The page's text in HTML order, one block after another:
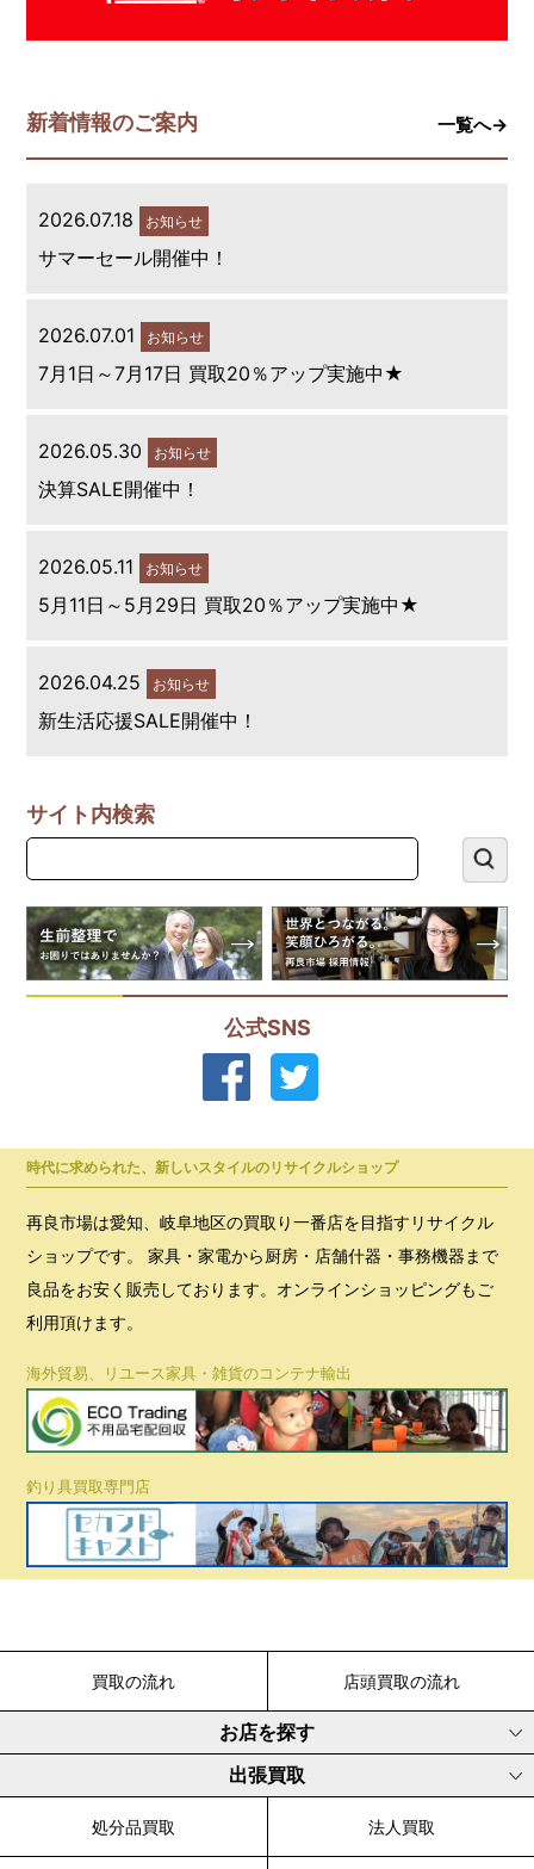
新着情報のご案内 一覧へ→
2026.07.18 お知らせ
サマーセール開催中！
2026.07.01 お知らせ
7月1日～7月17日 買取20％アップ実施中★
2026.05.30 お知らせ
決算SALE開催中！
2026.05.11 お知らせ
5月11日～5月29日 買取20％アップ実施中★
2026.04.25 お知らせ
新生活応援SALE開催中！
サイト内検索
公式SNS
時代に求められた、新しいスタイルのリサイクルショップ
再良市場は愛知、岐阜地区の買取り一番店を目指すリサイクル
ショップです。 家具・家電から厨房・店舗什器・事務機器まで
良品をお安く販売しております。オンラインショッピングもご
利用頂けます。
海外貿易、リユース家具・雑貨のコンテナ輸出
釣り具買取専門店
買取の流れ 店頭買取の流れ
お店を探す
出張買取
処分品買取 法人買取